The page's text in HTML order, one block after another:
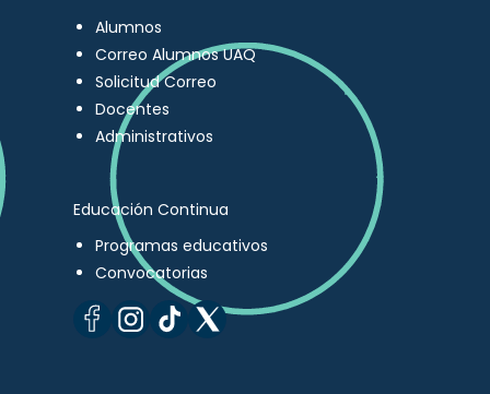
Alumnos
Correo Alumnos UAQ
Solicitud Correo
Docentes
Administrativos
Educación Continua
Programas educativos
Convocatorias